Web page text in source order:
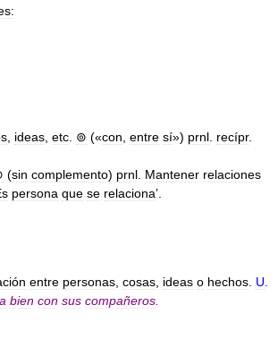
ideas etc ⊚ («con entre sí») prnl recípr.
(sin complemento) prnl Mantener relaciones
persona que se relaciona’.
entre personas cosas ideas o hechos U
bien con sus compañeros